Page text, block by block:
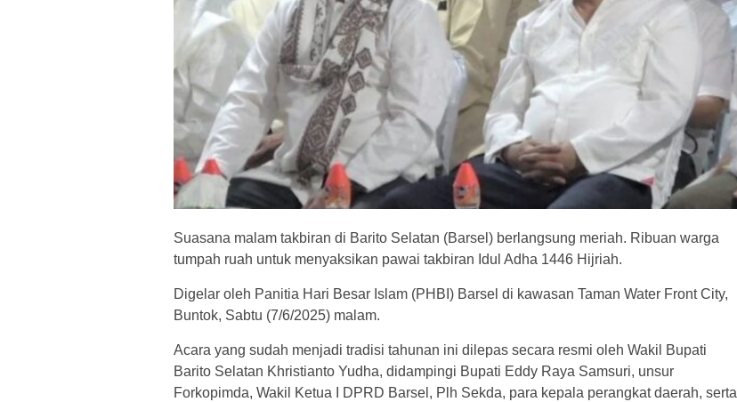
Suasana malam takbiran di Barito Selatan (Barsel) berlangsung meriah. Ribuan warga
tumpah ruah untuk menyaksikan pawai takbiran Idul Adha 1446 Hijriah.
Digelar oleh Panitia Hari Besar Islam (PHBI) Barsel di kawasan Taman Water Front City,
Buntok, Sabtu (7/6/2025) malam.
Acara yang sudah menjadi tradisi tahunan ini dilepas secara resmi oleh Wakil Bupati
Barito Selatan Khristianto Yudha, didampingi Bupati Eddy Raya Samsuri, unsur
Forkopimda, Wakil Ketua I DPRD Barsel, Plh Sekda, para kepala perangkat daerah, serta